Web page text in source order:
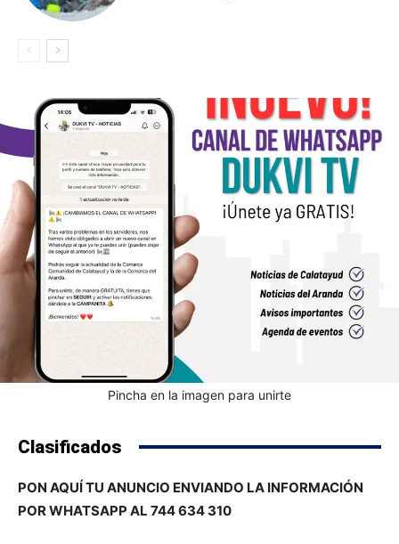
Pincha en la imagen para unirte
Clasificados
PON AQUÍ TU ANUNCIO ENVIANDO LA INFORMACIÓN
POR WHATSAPP AL 744 634 310